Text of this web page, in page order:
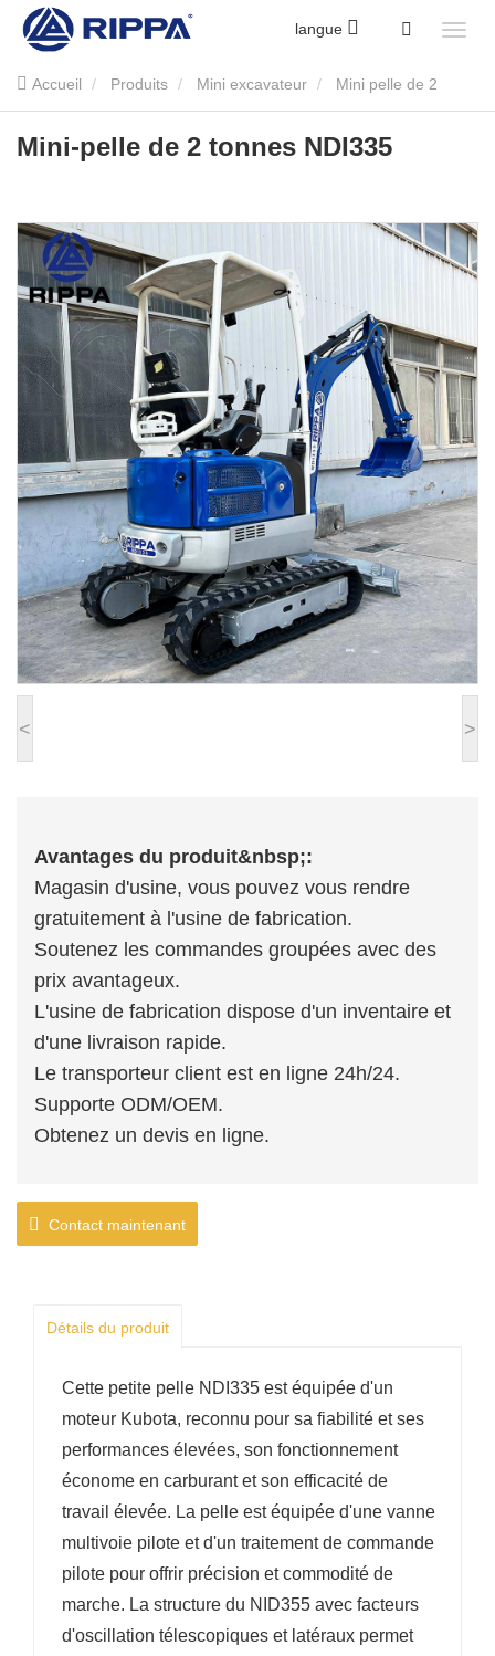
langue
Accueil Produits Mini excavateur Mini pelle de 2
tonnes Mini-pelle de 2 tonnes NDI335
< >
Mini-pelle de 2 tonnes NDI335
Avantages du produit&nbsp;:
Magasin d'usine, vous pouvez vous rendre
gratuitement à l'usine de fabrication.
Soutenez les commandes groupées avec des
prix avantageux.
L'usine de fabrication dispose d'un inventaire et
d'une livraison rapide.
Le transporteur client est en ligne 24h/24.
Supporte ODM/OEM.
Obtenez un devis en ligne.
Contact maintenant
Détails du produit
Cette petite pelle NDI335 est équipée d'un
moteur Kubota, reconnu pour sa fiabilité et ses
performances élevées, son fonctionnement
économe en carburant et son efficacité de
travail élevée. La pelle est équipée d'une vanne
multivoie pilote et d'un traitement de commande
pilote pour offrir précision et commodité de
marche. La structure du NID355 avec facteurs
d'oscillation télescopiques et latéraux permet